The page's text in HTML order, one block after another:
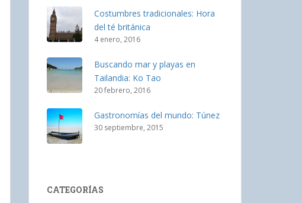
Costumbres tradicionales: Hora
del té británica
4 enero, 2016
Buscando mar y playas en
Tailandia: Ko Tao
20 febrero, 2016
Gastronomías del mundo: Túnez
30 septiembre, 2015
CATEGORÍAS